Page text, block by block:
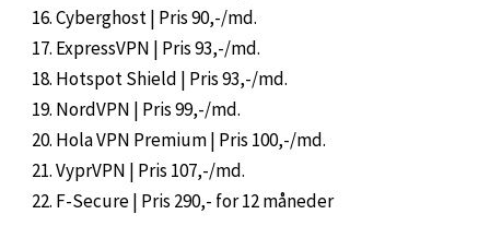
Cyberghost | Pris 90,-/md.
ExpressVPN | Pris 93,-/md.
Hotspot Shield | Pris 93,-/md.
NordVPN | Pris 99,-/md.
Hola VPN Premium | Pris 100,-/md.
VyprVPN | Pris 107,-/md.
F-Secure | Pris 290,- for 12 måneder